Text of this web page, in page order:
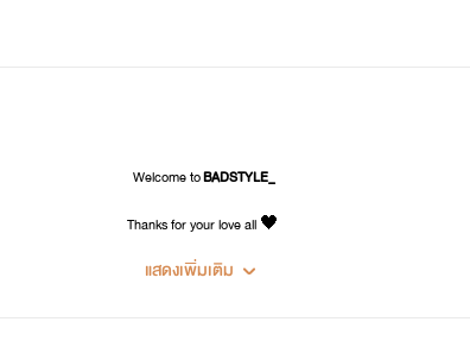
"รู้สึกอะไรบ้างไหม เธอเคยรู้สึกอะไรกับฉันบ้างรึเปล่า..."
Welcome toBADSTYLE_
Thanks for your love all 🖤
แสดงเพิ่มเติม